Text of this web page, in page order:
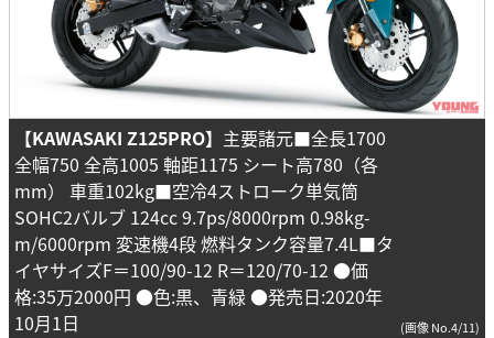
【KAWASAKI Z125PRO】 主要諸元■全長1700
全幅750 全高1005 軸距1175 シート高780（各
mm） 車重102kg■空冷4ストローク単気筒
SOHC2バルブ 124cc 9.7ps/8000rpm 0.98kg-
m/6000rpm 変速機4段 燃料タンク容量7.4L■タ
イヤサイズF＝100/90-12 R＝120/70-12 ●価
格:35万2000円 ●色:黒、青緑 ●発売日:2020年
10月1日
(画像 No.4/11)